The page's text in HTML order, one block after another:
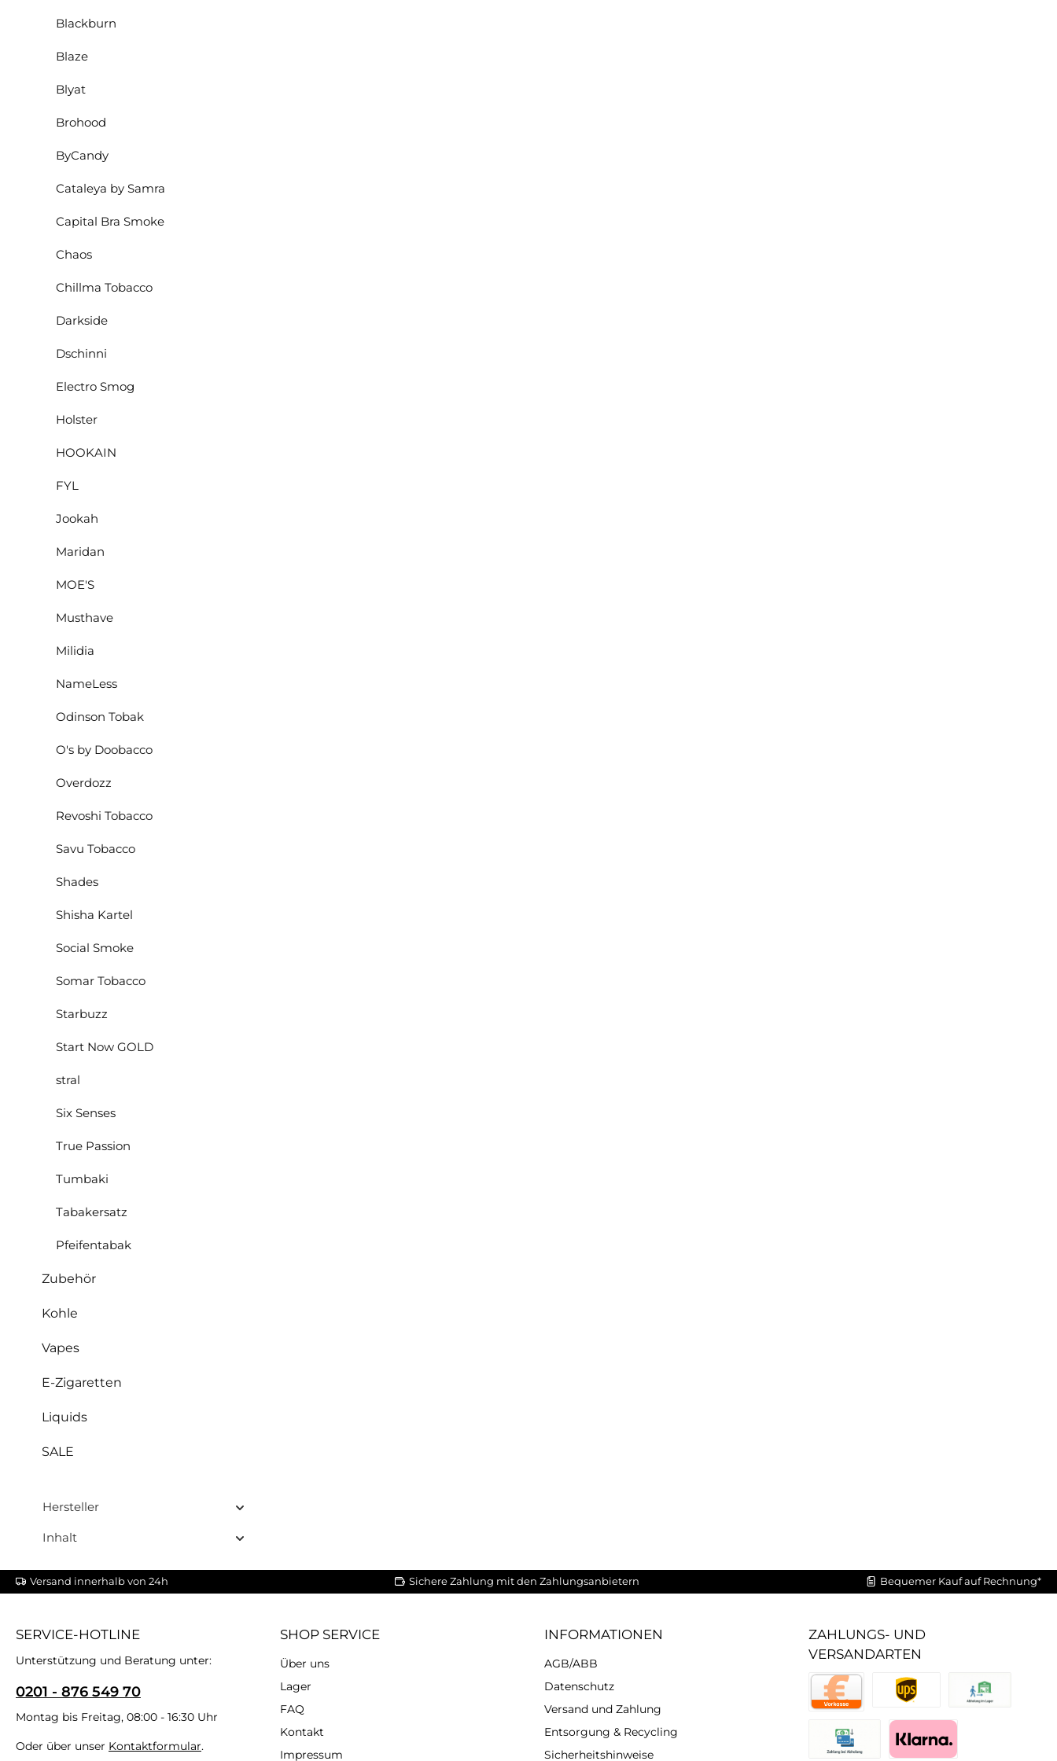
Blackburn
Blaze
Blyat
Brohood
ByCandy
Cataleya by Samra
Capital Bra Smoke
Chaos
Chillma Tobacco
Darkside
Dschinni
Electro Smog
Holster
HOOKAIN
FYL
Jookah
Maridan
MOE'S
Musthave
Milidia
NameLess
Odinson Tobak
O's by Doobacco
Overdozz
Revoshi Tobacco
Savu Tobacco
Shades
Shisha Kartel
Social Smoke
Somar Tobacco
Starbuzz
Start Now GOLD
stral
Six Senses
True Passion
Tumbaki
Tabakersatz
Pfeifentabak
Zubehör
Kohle
Vapes
E-Zigaretten
Liquids
SALE
Hersteller
Inhalt
Versand innerhalb von 24h Sichere Zahlung mit den Zahlungsanbietern Bequemer Kauf auf Rechnung*
SERVICE-HOTLINE
Unterstützung und Beratung unter:
0201 - 876 549 70
Montag bis Freitag, 08:00 - 16:30 Uhr
Oder über unser Kontaktformular.
SHOP SERVICE
Über uns
Lager
FAQ
Kontakt
Impressum
INFORMATIONEN
AGB/ABB
Datenschutz
Versand und Zahlung
Entsorgung & Recycling
Sicherheitshinweise
ZAHLUNGS- UND
VERSANDARTEN